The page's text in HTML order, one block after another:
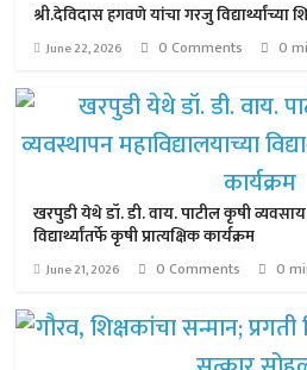
श्री.देविदास हगवणे यांचा गरजु विद्यार्थ्यांच्या
June 22, 2026 0 Comments 0
खरपुडी येथे डॉ. डी. वाय. पाटील कृषी व्यवसाय
विद्यार्थ्यांतर्फे कृषी प्रात्यक्षिक कार्यक्रम
June 21, 2026 0 Comments 0